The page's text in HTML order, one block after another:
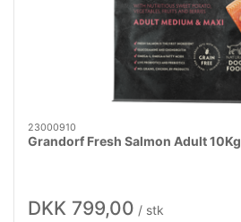
23000910
Grandorf Fresh Salmon Adult 10Kg
DKK 799,00 / stk